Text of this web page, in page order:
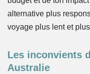
alternative plus
voyage plus lent et
Les inconvients
Australie